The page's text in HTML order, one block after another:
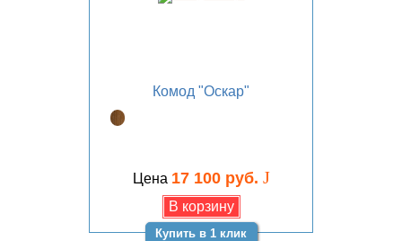
Комод "Оскар"
Цена 17 100 руб. J
Купить в 1 клик